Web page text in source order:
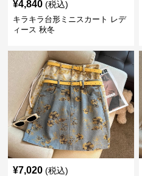
¥4,840 (税込)
キラキラ台形ミニスカート レデ
ィース 秋冬
¥7,020 (税込)